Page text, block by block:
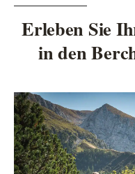
Erleben Sie
in den